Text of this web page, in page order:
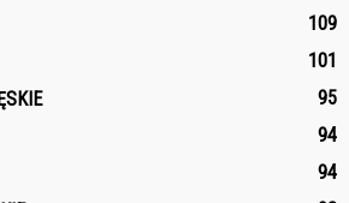
109
101
95
94
94